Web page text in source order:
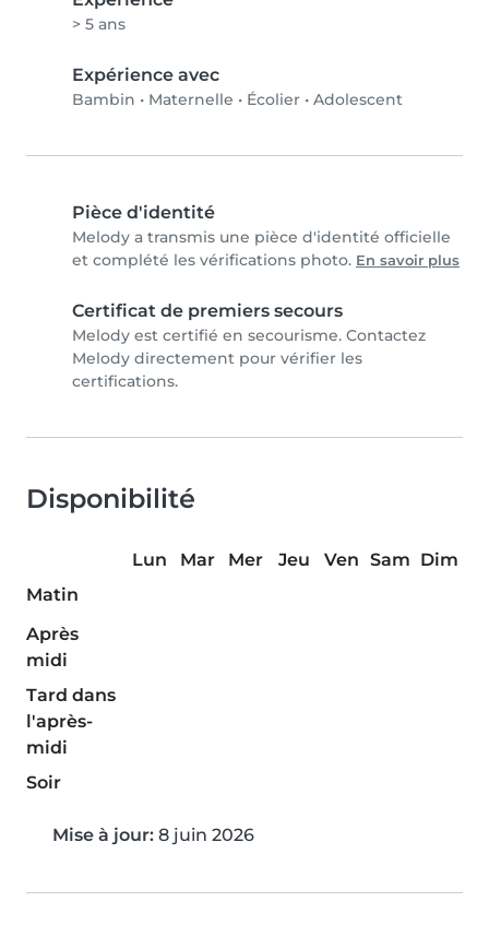
> 5 ans
Expérience avec
Bambin • Maternelle • Écolier • Adolescent
Pièce d'identité
Melody a transmis une pièce d'identité officielle
et complété les vérifications photo. En savoir plus
Certificat de premiers secours
Melody est certifié en secourisme. Contactez
Melody directement pour vérifier les
certifications.
Disponibilité
Lun Mar Mer Jeu Ven Sam Dim
Matin
Après
midi
Tard dans
l'après-
midi
Soir
Mise à jour: 8 juin 2026